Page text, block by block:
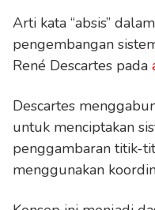
Arti kata “absis”
pengembangan
René Descartes pada
Descartes
untuk menciptakan
penggambaran titik-
menggunakan